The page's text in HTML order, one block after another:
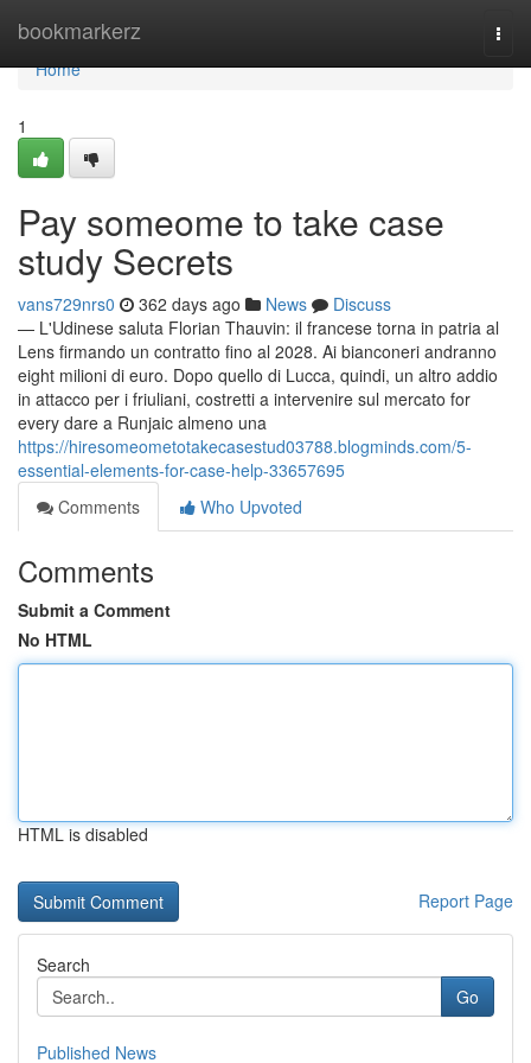
bookmarkerz
Home
Home
1
Pay someome to take case
study Secrets
vans729nrs0 362 days ago News
Discuss
— L'Udinese saluta Florian Thauvin: il francese torna in patria al
Lens firmando un contratto fino al 2028. Ai bianconeri andranno
eight milioni di euro. Dopo quello di Lucca, quindi, un altro addio
in attacco per i friuliani, costretti a intervenire sul mercato for
every dare a Runjaic almeno una
https://hiresomeometotakecasestud03788.blogminds.com/5-
essential-elements-for-case-help-33657695
Comments
Who Upvoted
Comments
Submit a Comment
No HTML
HTML is disabled
Report Page
Search
Go
Published News